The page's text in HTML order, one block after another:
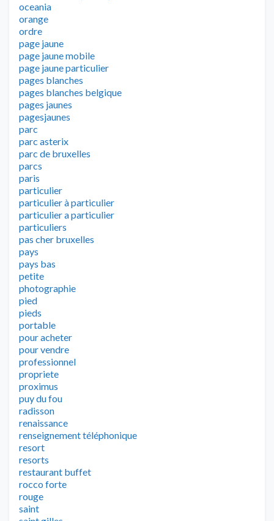
oceania
orange
ordre
page jaune
page jaune mobile
page jaune particulier
pages blanches
pages blanches belgique
pages jaunes
pagesjaunes
parc
parc asterix
parc de bruxelles
parcs
paris
particulier
particulier à particulier
particulier a particulier
particuliers
pas cher bruxelles
pays
pays bas
petite
photographie
pied
pieds
portable
pour acheter
pour vendre
professionnel
propriete
proximus
puy du fou
radisson
renaissance
renseignement téléphonique
resort
resorts
restaurant buffet
rocco forte
rouge
saint